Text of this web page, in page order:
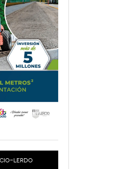
LERDO